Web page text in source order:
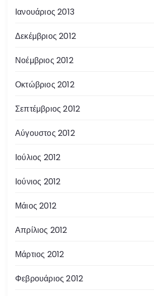
Ιανουάριος 2013
Δεκέμβριος 2012
Νοέμβριος 2012
Οκτώβριος 2012
Σεπτέμβριος 2012
Αύγουστος 2012
Ιούλιος 2012
Ιούνιος 2012
Μάιος 2012
Απρίλιος 2012
Μάρτιος 2012
Φεβρουάριος 2012